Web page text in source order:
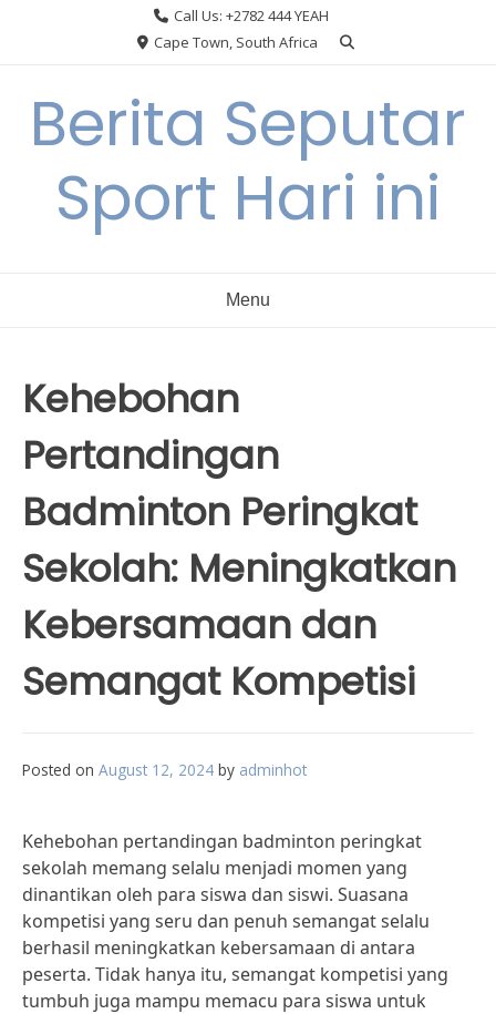
Call Us: +2782 444 YEAH
Cape Town, South Africa
Berita Seputar
Sport Hari ini
Menu
Kehebohan
Pertandingan
Badminton Peringkat
Sekolah: Meningkatkan
Kebersamaan dan
Semangat Kompetisi
Posted on August 12, 2024 by adminhot
Kehebohan pertandingan badminton peringkat
sekolah memang selalu menjadi momen yang
dinantikan oleh para siswa dan siswi. Suasana
kompetisi yang seru dan penuh semangat selalu
berhasil meningkatkan kebersamaan di antara
peserta. Tidak hanya itu, semangat kompetisi yang
tumbuh juga mampu memacu para siswa untuk